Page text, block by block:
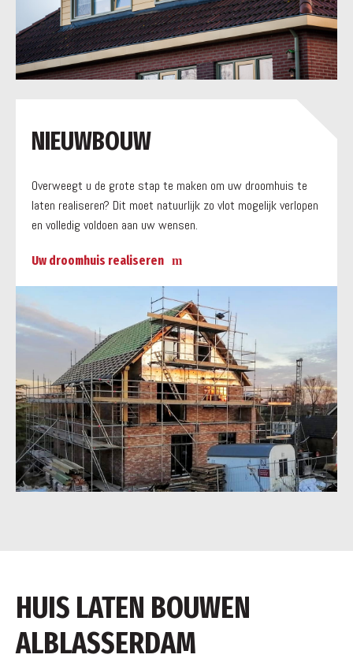
NIEUWBOUW
Overweegt u de grote stap te maken om uw droomhuis te
laten realiseren? Dit moet natuurlijk zo vlot mogelijk verlopen
en volledig voldoen aan uw wensen.
Uw droomhuis realiseren
HUIS LATEN BOUWEN
ALBLASSERDAM